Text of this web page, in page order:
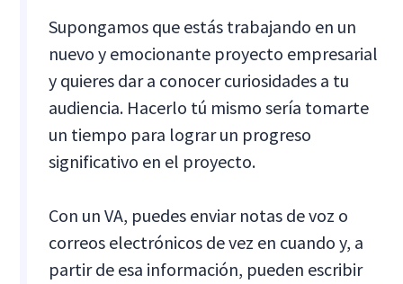
Supongamos que estás trabajando en un
nuevo y emocionante proyecto empresarial
y quieres dar a conocer curiosidades a tu
audiencia. Hacerlo tú mismo sería tomarte
un tiempo para lograr un progreso
significativo en el proyecto.
Con un VA, puedes enviar notas de voz o
correos electrónicos de vez en cuando y, a
partir de esa información, pueden escribir